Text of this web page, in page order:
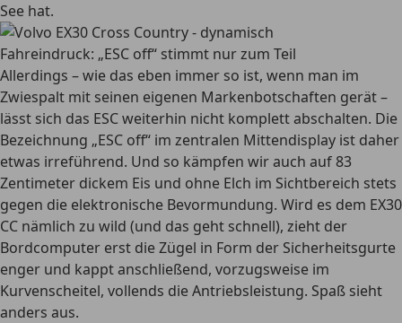
See hat.
Fahreindruck: „ESC off“ stimmt nur zum Teil
Allerdings – wie das eben immer so ist, wenn man im
Zwiespalt mit seinen eigenen Markenbotschaften gerät –
lässt sich das ESC weiterhin nicht komplett abschalten. Die
Bezeichnung „ESC off“ im zentralen Mittendisplay ist daher
etwas irreführend. Und so kämpfen wir auch auf 83
Zentimeter dickem Eis und ohne Elch im Sichtbereich stets
gegen die elektronische Bevormundung. Wird es dem EX30
CC nämlich zu wild (und das geht schnell), zieht der
Bordcomputer erst die Zügel in Form der Sicherheitsgurte
enger und kappt anschließend, vorzugsweise im
Kurvenscheitel, vollends die Antriebsleistung. Spaß sieht
anders aus.